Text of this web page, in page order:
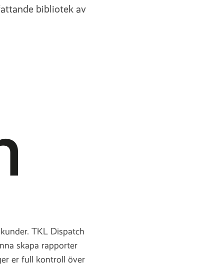
bibliotek av
TKL Dispatch
skapa rapporter
er full kontroll över